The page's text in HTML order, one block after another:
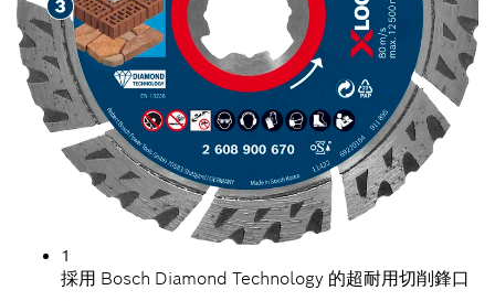
1
採用 Bosch Diamond Technology 的超耐用切削鋒口